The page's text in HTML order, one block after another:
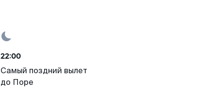
22:00
Самый поздний вылет
до Поре